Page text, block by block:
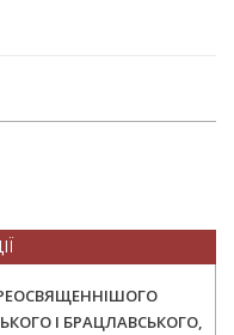
І БРАЦЛАВСЬКОГО,